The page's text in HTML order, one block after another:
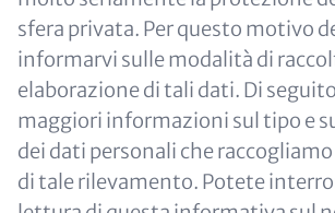
sfera privata. Per questo motivo
informarvi sulle modalità di
elaborazione di tali dati. Di
maggiori informazioni sul tipo e
dei dati personali che raccogliamo
di tale rilevamento. Potete